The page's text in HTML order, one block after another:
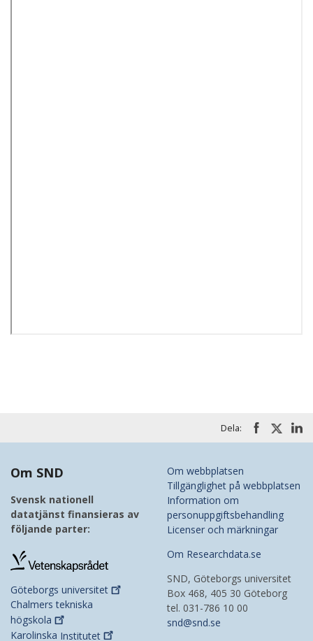
Dela:
Om SND
Svensk nationell
datatjänst finansieras av
följande parter:
Göteborgs universitet
Chalmers tekniska
högskola
Karolinska Institutet
Om webbplatsen
Tillgänglighet på webbplatsen
Information om
personuppgiftsbehandling
Licenser och märkningar
Om Researchdata.se
SND, Göteborgs universitet
Box 468, 405 30 Göteborg
tel. 031-786 10 00
snd@snd.se